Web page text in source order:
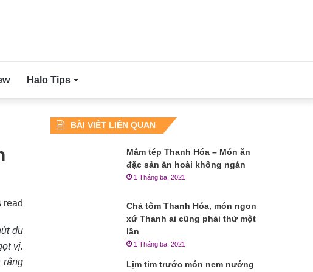
Halo Tips
read
du
vị.
rằng
BÀI VIẾT LIÊN QUAN
Mắm tép Thanh Hóa – Món ăn
đặc sản ăn hoài không ngán
1 Tháng ba, 2021
Chả tôm Thanh Hóa, món ngon
xứ Thanh ai cũng phải thử một
lần
1 Tháng ba, 2021
Lịm tim trước món nem nướng